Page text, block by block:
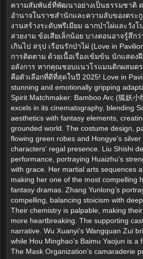
ความสัมพันธ์ที่พัฒนาอย่างเป็นธรรมชาติ
อำนาจในราชสำนักและความลับของตระกู
งานสร้างระดับพรีเมียม ฉากป่าไผ่และวัง
สวยงาม ข้อเสียเล็กน้อย บางตอนอาจรู้สึก
เกินไป สรุป เรือนรักป่าไผ่ (Love in
การติดตาม ด้วยเนื้อเรื่องเข้มข้น นักแสดง
อลังการ หากคุณชอบแนวโรแมนติกผสมด
คือตัวเลือกที่ดีที่สุดในปี 2025! Love in
stunning and emotionally gripping
Spirit Matchmaker: Bamboo Arc (狐妖
excels in its cinematography, blending
aesthetics with fantasy elements,
grounded world. The costume design,
flowing green robes and Hongye’s
characters' regal presence. Liu Shishi
performance, portraying Huaizhu’s
with grace. Her martial arts sequences
making her one of the most compelling
fantasy dramas. Zhang Yunlong’s
compelling, balancing stoicism with
Their chemistry is palpable, making
more heartbreaking. The supporting
narrative. Wu Xuanyi’s Wangquan Zui
while Hou Minghao’s Baimu Yaojun is a
The Mask Organization’s camaraderie